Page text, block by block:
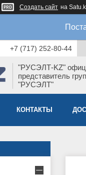
Создать сайт на
+7 (717) 252-80-44
"РУСЭЛТ-KZ"
представитель
"РУСЭЛТ"
КОНТАКТЫ